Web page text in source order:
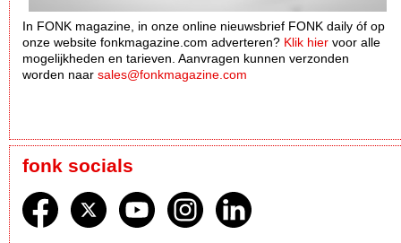
In FONK magazine, in onze online nieuwsbrief FONK daily óf op
onze website fonkmagazine.com adverteren? Klik hier voor alle
mogelijkheden en tarieven. Aanvragen kunnen verzonden
worden naar sales@fonkmagazine.com
fonk socials